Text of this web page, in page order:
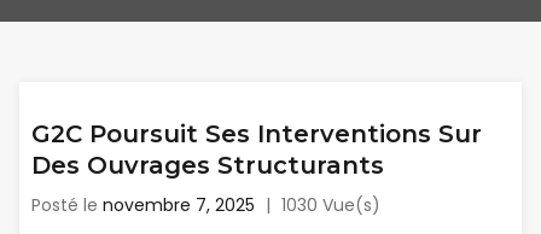
G2C Poursuit Ses Interventions Sur
Des Ouvrages Structurants
Posté le novembre 7, 2025 | 1030 Vue(s)